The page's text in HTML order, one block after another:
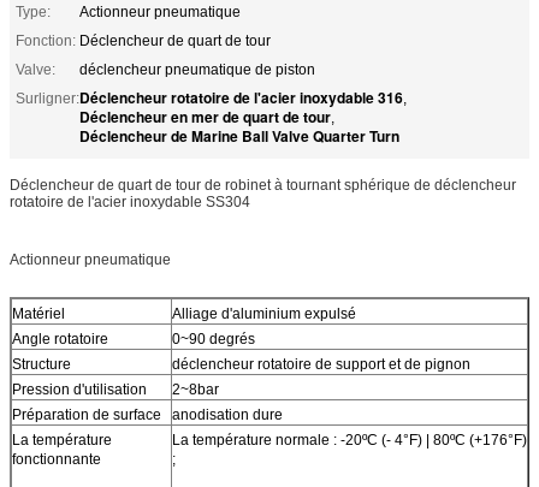
Type:
Actionneur pneumatique
Fonction: Déclencheur de quart de tour
Valve:
déclencheur pneumatique de piston
Surligner:Déclencheur rotatoire de l'acier inoxydable 316,
Déclencheur en mer de quart de tour,
Déclencheur de Marine Ball Valve Quarter Turn
Déclencheur de quart de tour de robinet à tournant sphérique de déclencheur
rotatoire de l'acier inoxydable SS304
Actionneur pneumatique
Matériel
Alliage d'aluminium expulsé
Angle rotatoire
0~90 degrés
Structure
déclencheur rotatoire de support et de pignon
Pression d'utilisation
2~8bar
Préparation de surface
anodisation dure
La température
fonctionnante
La température normale : -20ºC (- 4°F) | 80ºC (+176°F)
;